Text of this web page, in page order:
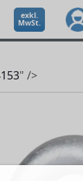
exkl.
MwSt.
" />